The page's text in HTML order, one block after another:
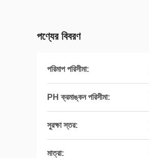
পণ্যের বিবরণ
পরিমাপ পরিসীমা:
PH ক্রমাঙ্কন পরিসীমা:
সুরক্ষা স্তর:
মাত্রা: